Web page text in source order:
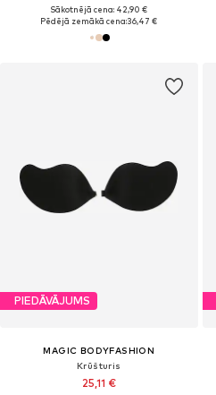
Sākotnējā cena: 42,90 €
Pēdējā zemākā cena:36,47 €
PIEDĀVĀJUMS
MAGIC BODYFASHION
Krūšturis
25,11 €